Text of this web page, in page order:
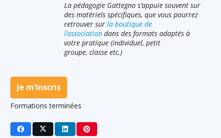
La pédagogie Gattegno s’appuie souvent sur
des matériels spécifiques, que vous pourrez
retrouver sur la boutique de
l’association dans des formats adaptés à
votre pratique (individuel, petit
groupe, classe etc.)
Je m’inscris
Formations terminées